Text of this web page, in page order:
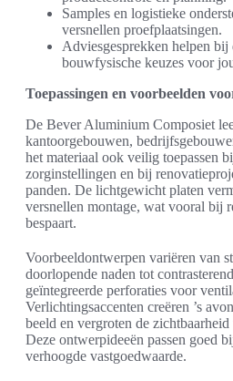
Samples en logistieke
versnellen proefplaatsingen.
Adviesgesprekken helpen bij
bouwfysische keuzes voor
Toepassingen en voorbeelden
De Bever Aluminium Composiet
kantoorgebouwen,
het materiaal ook veilig toepassen
zorginstellingen en bij
panden. De lichtgewicht platen
versnellen montage, wat vooral bij
bespaart.
Voorbeeldontwerpen variëren van
doorlopende naden tot
geïntegreerde perforaties voor
Verlichtingsaccenten creëren ’s
beeld en vergroten de
Deze ontwerpideeën passen goed
verhoogde vastgoedwaarde.